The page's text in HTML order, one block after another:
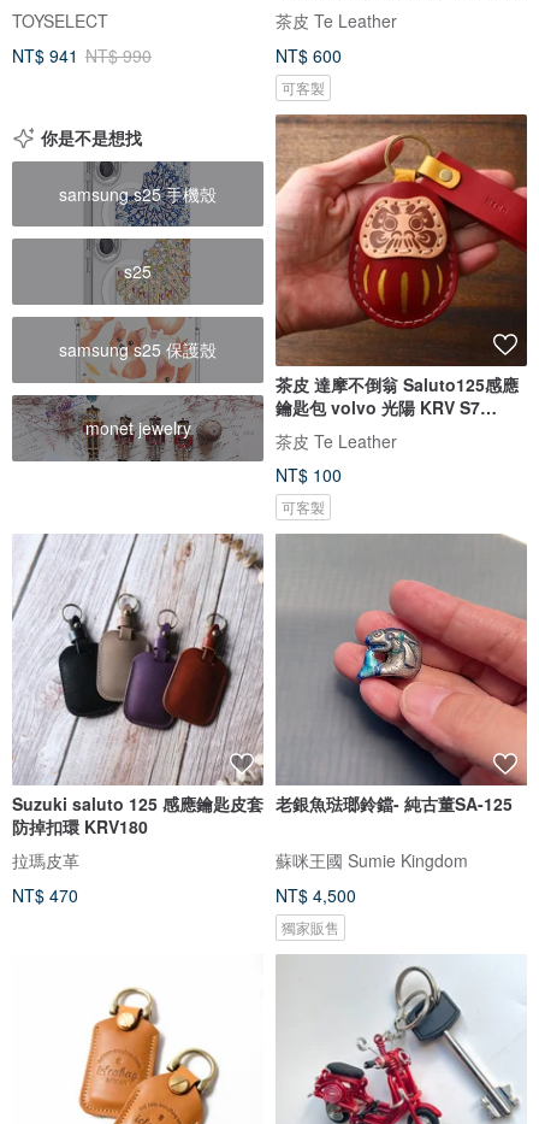
TOYSELECT
NT$ 941 NT$ 990
茶皮 Te Leather
NT$ 600
可客製
你是不是想找
samsung s25 手機殼
s25
samsung s25 保護殼
monet jewelry
茶皮 達摩不倒翁 Saluto125感應
鑰匙包 volvo 光陽 KRV S7
RTS135
茶皮 Te Leather
NT$ 100
可客製
Suzuki saluto 125 感應鑰匙皮套
防掉扣環 KRV180
拉瑪皮革
NT$ 470
老銀魚琺瑯鈴鐺- 純古董SA-125
蘇咪王國 Sumie Kingdom
NT$ 4,500
獨家販售